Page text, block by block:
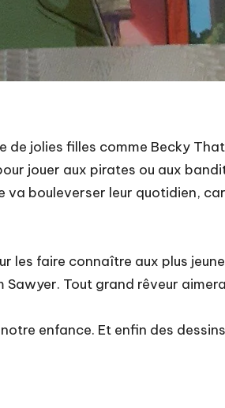
de jolies filles comme Becky
jouer aux pirates ou aux
bouleverser leur quotidien,
faire connaître aux plus
Tout grand rêveur
enfance. Et enfin des